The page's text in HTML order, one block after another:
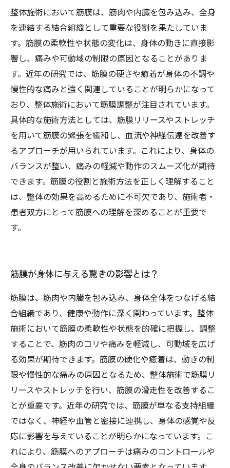
筋膜理解を深めて、効果的な整体ケアを実践し
よう
整体施術において筋膜は、筋肉や内臓を包み込み、全身
を連結する結合組織として重要な役割を果たしていま
す。筋膜の柔軟性や状態の変化は、身体の動きに直接影
響し、痛みや可動域の制限の原因となることがありま
す。近年の研究では、筋膜の硬さや癒着が身体の不調や
慢性的な痛みと強く関連していることが明らかになって
おり、整体施術において筋膜調整が注目されています。
具体的な施術方法としては、筋膜リリースやストレッチ
を用いて筋膜の緊張を緩和し、血流や神経伝達を改善す
るアプローチが用いられています。これにより、身体の
バランスが整い、痛みの軽減や動作のスムーズ化が期待
できます。筋膜の役割と施術方法を正しく理解すること
は、整体の効果を高めるために不可欠であり、施術者・
患者双方にとって筋膜への理解を深めることが重要で
す。
筋膜が身体に与える驚きの影響とは？
筋膜は、筋肉や内臓を包み込み、身体全体をつなげる結
合組織であり、健康や動作に深く関わっています。整体
施術において筋膜の柔軟性や状態を的確に把握し、調整
することで、筋肉のコリや痛みを軽減し、可動域を広げ
る効果が期待できます。筋膜の硬化や癒着は、動きの制
限や慢性的な痛みの原因となるため、整体施術で筋膜リ
リースやストレッチを行い、筋膜の滑走性を改善するこ
とが重要です。近年の研究では、筋膜が単なる支持組織
ではなく、神経や血管と密接に連携し、身体の感覚や反
応に影響を与えていることが明らかになっています。こ
れにより、筋膜へのアプローチは痛みのコントロールや